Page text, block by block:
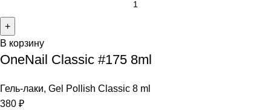
В корзину
OneNail Classic #175 8ml
Гель-лаки, Gel Pollish Classic 8 ml
380 ₽